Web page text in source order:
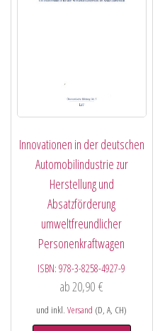
Innovationen in der deutschen
Automobilindustrie zur
Herstellung und
Absatzförderung
umweltfreundlicher
Personenkraftwagen
ISBN:978-3-8258-4927-9
ab20,90€
und inkl.Versand (D, A, CH)